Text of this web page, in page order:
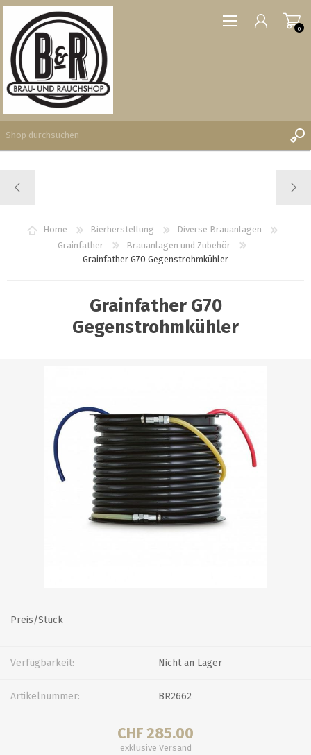
WUNSCHLISTE
0
Home Bierherstellung
Diverse Brauanlagen
Grainfather
Brauanlagen und Zubehör
Grainfather G70 Gegenstrohmkühler
Grainfather G70
Gegenstrohmkühler
Preis/Stück
Verfügbarkeit: Nicht an Lager
Artikelnummer: BR2662
CHF 285.00
exklusive Versand